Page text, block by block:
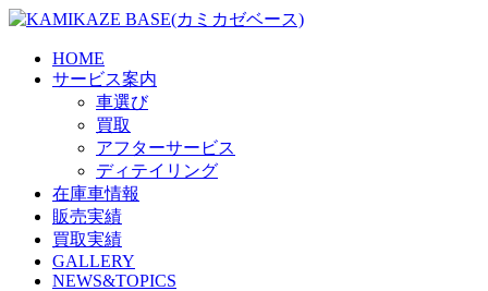
Skip
content
HOME
サービス案内
車選び
買取
アフターサービス
ディテイリング
在庫車情報
販売実績
買取実績
GALLERY
NEWS&TOPICS